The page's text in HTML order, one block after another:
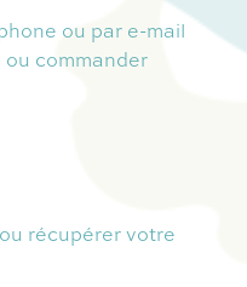
ou par e-mail
commander
récupérer votre